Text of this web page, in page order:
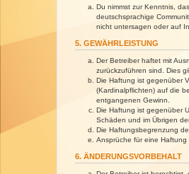
Du nimmst zur Kenntnis,
deutschsprachige
nicht untersagen oder auf
5. GEWÄHRLEISTUNG
Der Betreiber haftet mit
zurückzuführen sind. Dies
Die Haftung ist gegenüber
(Kardinalpflichten) auf die
entgangenen Gewinn.
Die Haftung ist gegenüber
Schäden und im Übrigen
Die Haftungsbegrenzung
Ansprüche für eine Haftung
6. ÄNDERUNGSVORBEHALT